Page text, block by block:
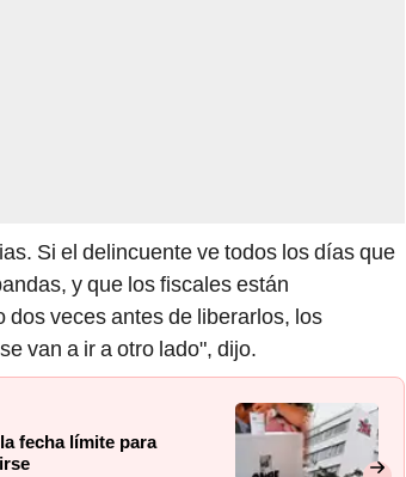
Si el delincuente ve todos los días que
y que los fiscales están
veces antes de liberarlos, los
van a ir a otro lado", dijo.
fecha límite para